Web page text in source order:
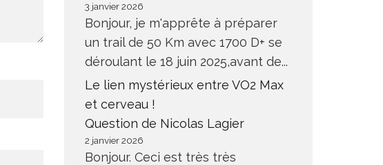
3 janvier 2026
Bonjour, je m'apprête à préparer
un trail de 50 Km avec 1700 D+ se
déroulant le 18 juin 2025,avant de...
Le lien mystérieux entre VO2 Max
et cerveau !
Question de Nicolas Lagier
2 janvier 2026
Bonjour. Ceci est très très